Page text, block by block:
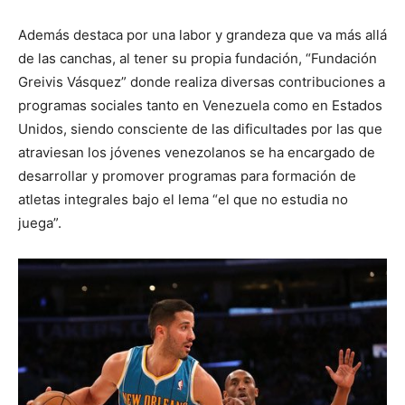
Además destaca por una labor y grandeza que va más allá
de las canchas, al tener su propia fundación, “Fundación
Greivis Vásquez” donde realiza diversas contribuciones a
programas sociales tanto en Venezuela como en Estados
Unidos, siendo consciente de las dificultades por las que
atraviesan los jóvenes venezolanos se ha encargado de
desarrollar y promover programas para formación de
atletas integrales bajo el lema “el que no estudia no
juega”.